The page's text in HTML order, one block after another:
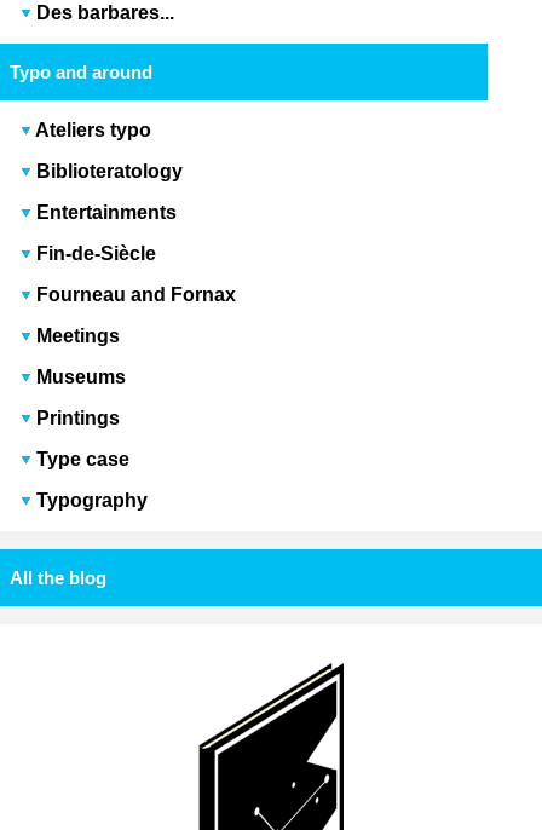
Des barbares...
Typo and around
Ateliers typo
Biblioteratology
Entertainments
Fin-de-Siècle
Fourneau and Fornax
Meetings
Museums
Printings
Type case
Typography
All the blog